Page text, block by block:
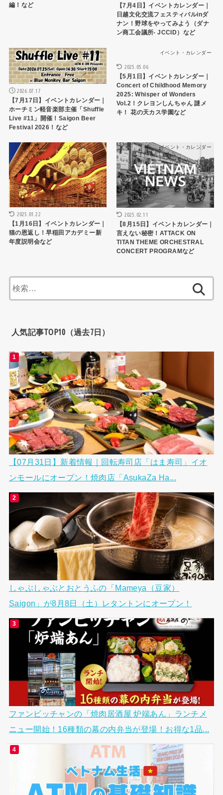
編！など
【7月4日】イベントカレンダー｜
日越文化交流フェスティバルinダ
ナン！野球をやってみよう（ダナ
ン商工会議所- JCCID）など
イベント・カレンダー
2026.07.17
【7月17日】イベントカレンダー｜
ホーチミン軽音楽部主催「Shuffle
Live #11」開催！Saigon Beer
Festival 2026！など
イベント・カレンダー
2025.05.06
【5月1日】イベントカレンダー｜
Concert of Childhood Memory
2025: Whisper of Wonders
Vol.2！クレヨンしんちゃん 謎メ
キ！ 花の天カス学園など
イベント・カレンダー
2025.01.22
【1月16日】イベントカレンダー｜
猫の恩返し！早稲田アカデミー新
年度説明会など
イベント・カレンダー
2025.02.11
【8月15日】イベントカレンダー｜
言えない秘密！ATTACK ON
TITAN THEME ORCHESTRAL
CONCERT PROGRAMなど
索:
人気記事TOP10（過去7日）
【07月31日】新着情報｜回転寿司店「はま寿司」イオ
ンモールにオープン！焼肉店「AsukaZa Ha...
しゃぶしゃぶとおとうふの「Mameya（豆家）
Saigon」が8月8日（土）レタントンにオープン！
ファンビッチャンの「焼肉居酒屋 炉端あん」ランチメ
ニュー開始！16種類の幕の内弁当が登場！お得な1品...